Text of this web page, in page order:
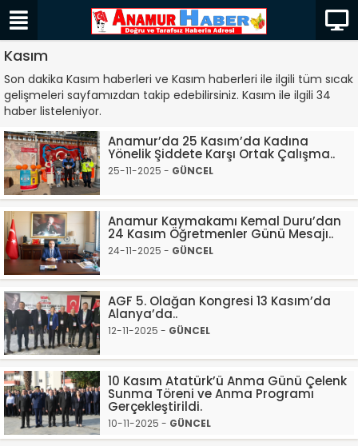
Kasım
Son dakika Kasım haberleri ve Kasım haberleri ile ilgili tüm sıcak
gelişmeleri sayfamızdan takip edebilirsiniz. Kasım ile ilgili 34
haber listeleniyor.
Anamur’da 25 Kasım’da Kadına
Yönelik Şiddete Karşı Ortak Çalışma..
25-11-2025 - GÜNCEL
Anamur Kaymakamı Kemal Duru’dan
24 Kasım Öğretmenler Günü Mesajı..
24-11-2025 - GÜNCEL
AGF 5. Olağan Kongresi 13 Kasım’da
Alanya’da..
12-11-2025 - GÜNCEL
10 Kasım Atatürk’ü Anma Günü Çelenk
Sunma Töreni ve Anma Programı
Gerçekleştirildi.
10-11-2025 - GÜNCEL